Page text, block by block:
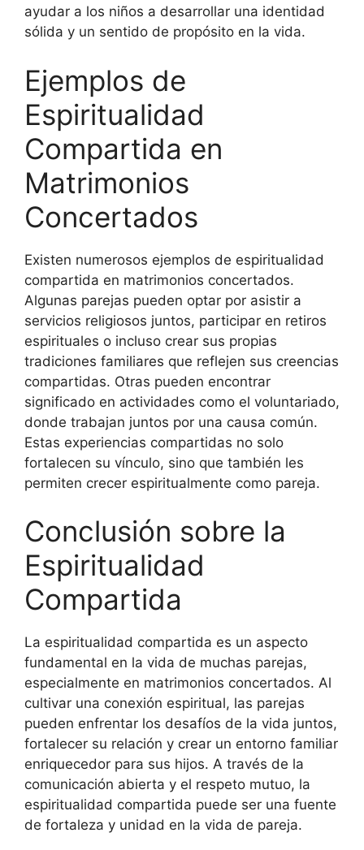
ayudar a los niños a desarrollar una identidad
sólida y un sentido de propósito en la vida.
Ejemplos de
Espiritualidad
Compartida en
Matrimonios
Concertados
Existen numerosos ejemplos de espiritualidad
compartida en matrimonios concertados.
Algunas parejas pueden optar por asistir a
servicios religiosos juntos, participar en retiros
espirituales o incluso crear sus propias
tradiciones familiares que reflejen sus creencias
compartidas. Otras pueden encontrar
significado en actividades como el voluntariado,
donde trabajan juntos por una causa común.
Estas experiencias compartidas no solo
fortalecen su vínculo, sino que también les
permiten crecer espiritualmente como pareja.
Conclusión sobre la
Espiritualidad
Compartida
La espiritualidad compartida es un aspecto
fundamental en la vida de muchas parejas,
especialmente en matrimonios concertados. Al
cultivar una conexión espiritual, las parejas
pueden enfrentar los desafíos de la vida juntos,
fortalecer su relación y crear un entorno familiar
enriquecedor para sus hijos. A través de la
comunicación abierta y el respeto mutuo, la
espiritualidad compartida puede ser una fuente
de fortaleza y unidad en la vida de pareja.